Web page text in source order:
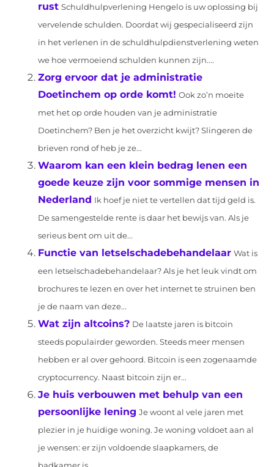
rust Schuldhulpverlening Hengelo is uw oplossing bij
vervelende schulden. Doordat wij gespecialiseerd zijn
in het verlenen in de schuldhulpdienstverlening weten
we hoe vermoeiend schulden kunnen zijn....
Zorg ervoor dat je administratie
Doetinchem op orde komt! Ook zo’n moeite
met het op orde houden van je administratie
Doetinchem? Ben je het overzicht kwijt? Slingeren de
brieven rond of heb je ze...
Waarom kan een klein bedrag lenen een
goede keuze zijn voor sommige mensen in
Nederland Ik hoef je niet te vertellen dat tijd geld is.
De samengestelde rente is daar het bewijs van. Als je
serieus bent om uit de...
Functie van letselschadebehandelaar Wat is
een letselschadebehandelaar? Als je het leuk vindt om
brochures te lezen en over het internet te struinen ben
je de naam van deze...
Wat zijn altcoins? De laatste jaren is bitcoin
steeds populairder geworden. Steeds meer mensen
hebben er al over gehoord. Bitcoin is een zogenaamde
cryptocurrency. Naast bitcoin zijn er...
Je huis verbouwen met behulp van een
persoonlijke lening Je woont al vele jaren met
plezier in je huidige woning. Je woning voldoet aan al
je wensen: er zijn voldoende slaapkamers, de